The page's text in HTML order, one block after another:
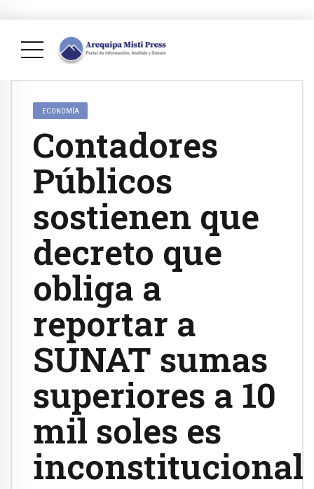
ECONOMÍA
Contadores
Públicos
sostienen que
decreto que
obliga a
reportar a
SUNAT sumas
superiores a 10
mil soles es
inconstitucional